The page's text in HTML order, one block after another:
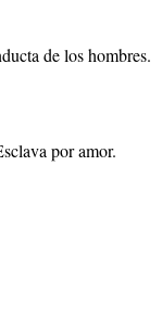
de los hombres.
por amor.